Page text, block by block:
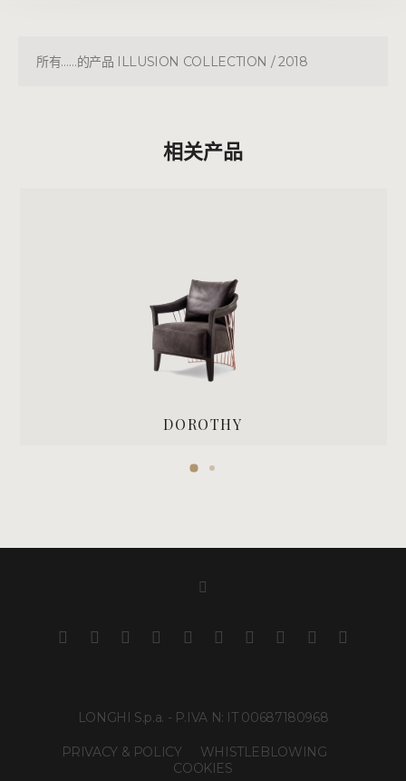
所有……的产品 ILLUSION COLLECTION / 2018
相关产品
DOROTHY
LONGHI S.p.a. - P.IVA N: IT 00687180968
PRIVACY & POLICY
WHISTLEBLOWING
COOKIES